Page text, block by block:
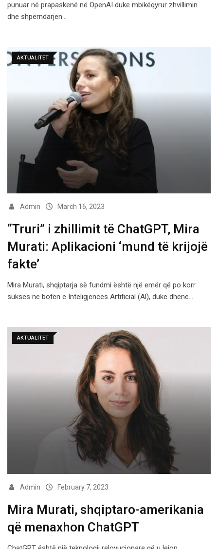
punuar në prapaskenë në OpenAI duke mbikëqyrur zhvillimin
dhe shpërndarjen…
AKTUALITET
Admin March 16, 2023
“Truri” i zhillimit të ChatGPT, Mira
Murati: Aplikacioni ‘mund të krijojë
fakte’
Mira Murati, shqiptarja së fundmi është një emër që po korr
sukses në botën e Inteligjencës Artificial (Al), duke dhënë…
AKTUALITET
Admin February 7, 2023
Mira Murati, shqiptaro-amerikania
që menaxhon ChatGPT